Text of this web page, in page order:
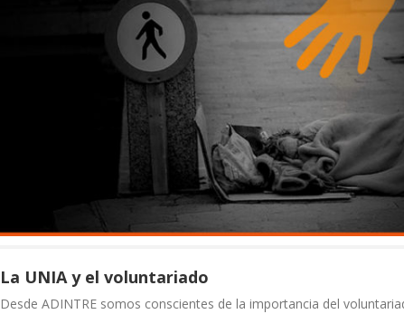
La UNIA y el voluntariado
Desde ADINTRE somos conscientes de la importancia del